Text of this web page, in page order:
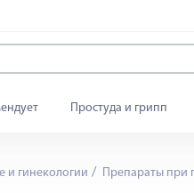
Простуда и грипп
и гинекологии Препараты при